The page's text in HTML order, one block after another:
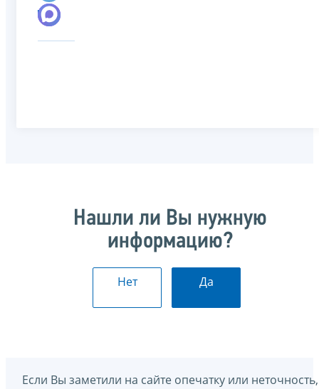
Нашли ли Вы нужную
информацию?
Нет Да
Если Вы заметили на сайте опечатку или неточность,